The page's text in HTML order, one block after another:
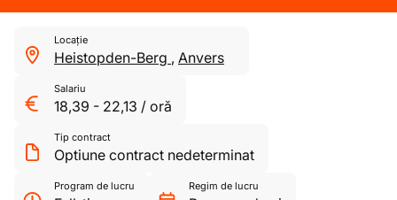
Locație
Heistopden-Berg , Anvers
Salariu
18,39 - 22,13 / oră
Tip contract
Optiune contract nedeterminat
Program de lucru Regim de lucru